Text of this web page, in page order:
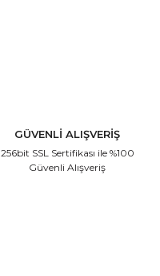
GÜVENLİ ALIŞVERİŞ
256bit SSL Sertifikası ile %100
Güvenli Alışveriş